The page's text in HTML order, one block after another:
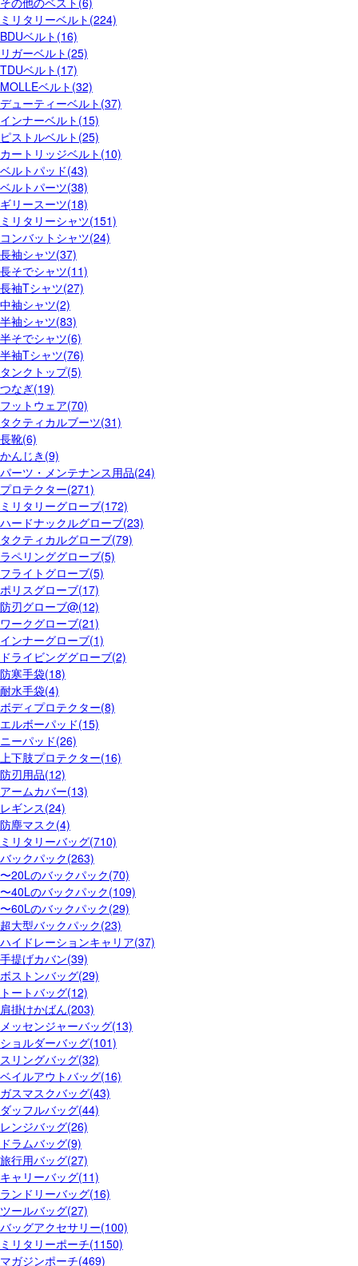
ミリタリーベルト(224)
BDUベルト(16)
リガーベルト(25)
TDUベルト(17)
MOLLEベルト(32)
デューティーベルト(37)
インナーベルト(15)
ピストルベルト(25)
カートリッジベルト(10)
ベルトパッド(43)
ベルトパーツ(38)
ギリースーツ(18)
ミリタリーシャツ(151)
コンバットシャツ(24)
長袖シャツ(37)
長そでシャツ(11)
長袖Tシャツ(27)
中袖シャツ(2)
半袖シャツ(83)
半そでシャツ(6)
半袖Tシャツ(76)
タンクトップ(5)
つなぎ(19)
フットウェア(70)
タクティカルブーツ(31)
長靴(6)
かんじき(9)
パーツ・メンテナンス用品(24)
プロテクター(271)
ミリタリーグローブ(172)
ハードナックルグローブ(23)
タクティカルグローブ(79)
ラペリンググローブ(5)
フライトグローブ(5)
ポリスグローブ(17)
防刃グローブ@(12)
ワークグローブ(21)
インナーグローブ(1)
ドライビンググローブ(2)
防寒手袋(18)
耐水手袋(4)
ボディプロテクター(8)
エルボーパッド(15)
ニーパッド(26)
上下肢プロテクター(16)
防刃用品(12)
アームカバー(13)
レギンス(24)
防塵マスク(4)
ミリタリーバッグ(710)
バックパック(263)
〜20Lのバックパック(70)
〜40Lのバックパック(109)
〜60Lのバックパック(29)
超大型バックパック(23)
ハイドレーションキャリア(37)
手提げカバン(39)
ボストンバッグ(29)
トートバッグ(12)
肩掛けかばん(203)
メッセンジャーバッグ(13)
ショルダーバッグ(101)
スリングバッグ(32)
ベイルアウトバッグ(16)
ガスマスクバッグ(43)
ダッフルバッグ(44)
レンジバッグ(26)
ドラムバッグ(9)
旅行用バッグ(27)
キャリーバッグ(11)
ランドリーバッグ(16)
ツールバッグ(27)
バッグアクセサリー(100)
ミリタリーポーチ(1150)
マガジンポーチ(469)